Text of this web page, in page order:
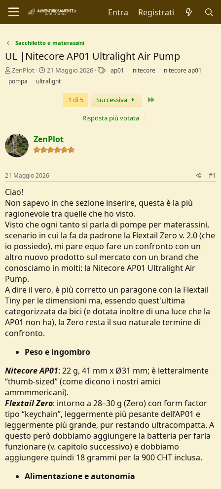
Entra Registrati
Sacchiletto e materassini
UL |Nitecore AP01 Ultralight Air Pump
C
r
e
D
i
s
u
s
i
o
n
e
ZenPlot
D
a
i
z
21 Maggio 2026 ap01 nitecore
nitecore ap01
pompa
ultralight
1 di 5 Successiva
Risposta più votata
ZenPlot
21 Maggio 2026 #1
Ciao!
Non sapevo in che sezione inserire, questa è la più
ragionevole tra quelle che ho visto.
Visto che ogni tanto si parla di pompe per materassini,
scenario in cui la fa da padrone la Flextail Zero v. 2.0 (che
io possiedo), mi pare equo fare un confronto con un
altro nuovo prodotto sul mercato con un brand che
conosciamo in molti: la Nitecore AP01 Ultralight Air
Pump.
A dire il vero, è più corretto un paragone con la Flextail
Tiny per le dimensioni ma, essendo quest'ultima
categorizzata da bici (e dotata inoltre di una luce che la
AP01 non ha), la Zero resta il suo naturale termine di
confronto.
Peso e ingombro
Nitecore AP01: 22 g, 41 mm x Ø31 mm; è letteralmente
“thumb‑sized” (come dicono i nostri amici
ammmmericani).
Flextail Zero: intorno a 28–30 g (Zero) con form factor
tipo “keychain”, leggermente più pesante dell’AP01 e
leggermente più grande, pur restando ultracompatta. A
questo però dobbiamo aggiungere la batteria per farla
funzionare (v. capitolo successivo) e dobbiamo
aggiungere quindi 18 grammi per la 900 CHT inclusa.
Alimentazione e autonomia